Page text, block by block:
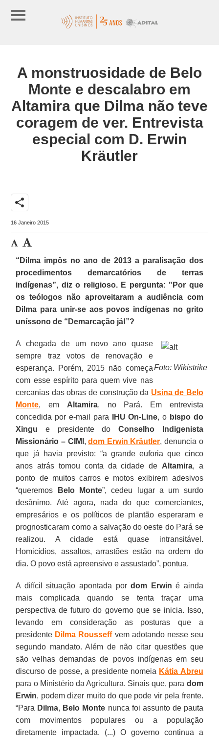
A monstruosidade de Belo
Monte e descalabro em
Altamira que Dilma não teve
coragem de ver. Entrevista
especial com D. Erwin
Kräutler
share
16 Janeiro 2015
“ Dilma impôs no ano de 2013 a paralisação dos
procedimentos demarcatórios de terras
indígenas”, diz o religioso. E pergunta: "Por que
os teólogos não aproveitaram a audiência com
Dilma para unir-se aos povos indígenas no grito
uníssono de “ Demarcação já!”?
Foto: Wikistrike
A chegada de um novo ano quase
sempre traz votos de renovação e
esperança. Porém, 2015 não começa
com esse espírito para quem vive nas
cercanias das obras de construção da Usina de Belo
Monte, em Altamira, no Pará. Em entrevista
concedida por e-mail para
IHU On-Line, o bispo do
Xingu e presidente do Conselho Indigenista
Missionário – CIMI ,dom Erwin Kräutler, denuncia o
que já havia previsto: “a grande euforia que cinco
anos atrás tomou conta da cidade de Altamira, a
ponto de muitos carros e motos exibirem adesivos
“queremos
Belo Monte”, cedeu lugar a um surdo
desânimo. Até agora, nada do que comerciantes,
empresários e os políticos de plantão esperaram e
prognosticaram como a salvação do oeste do Pará se
realizou. A cidade está quase intransitável.
Homicídios, assaltos, arrastões estão na ordem do
dia. O povo está apreensivo e assustado”, pontua.
A difícil situação apontada pordom Erwin é ainda
mais complicada quando se tenta traçar uma
perspectiva de futuro do governo que se inicia. Isso,
levando em consideração as posturas que a
presidente Dilma Rousseffvem adotando nesse seu
segundo mandato. Além de não citar questões que
são velhas demandas de povos indígenas em seu
discurso de posse, a presidente nomeia Kátia Abreu
para o Ministério da Agricultura. Sinais que, para dom
Erwin, podem dizer muito do que pode vir pela frente.
“Para Dilma, Belo Monte nunca foi assunto de pauta
com movimentos populares ou a população
diretamente impactada. (...) O governo continua a